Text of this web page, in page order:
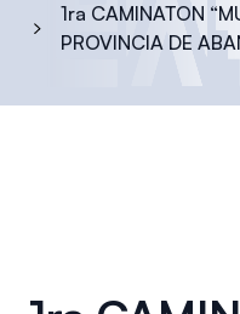
1ra CAMINATON
PROVINCIA DE